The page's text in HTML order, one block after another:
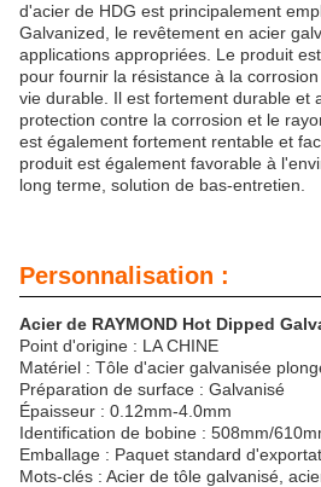
d'acier de HDG est principalement
Galvanized, le revêtement en acier
applications appropriées. Le produit
pour fournir la résistance à la
vie durable. Il est fortement durable et
protection contre la corrosion et le
est également fortement rentable et
produit est également favorable à
long terme, solution de bas-entretien.
Personnalisation :
Acier de RAYMOND Hot Dipped
Point d'origine : LA CHINE
Matériel : Tôle d'acier galvanisée
Préparation de surface : Galvanisé
Épaisseur : 0.12mm-4.0mm
Identification de bobine : 508mm/
Emballage : Paquet standard
Mots-clés : Acier de tôle galvanisé,